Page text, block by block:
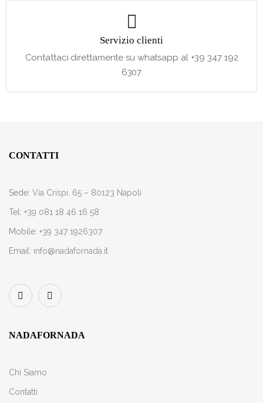
Servizio clienti
Contattaci direttamente su whatsapp al +39 347 192
6307
CONTATTI
Sede: Via Crispi, 65 – 80123 Napoli
Tel: +39 081 18 46 16 58
Mobile: +39 347 1926307
Email: info@nadafornada.it
NADAFORNADA
Chi Siamo
Contatti